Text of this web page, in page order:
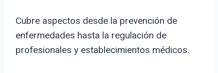
Cubre aspectos desde la prevención de
enfermedades hasta la regulación de
profesionales y establecimientos médicos.